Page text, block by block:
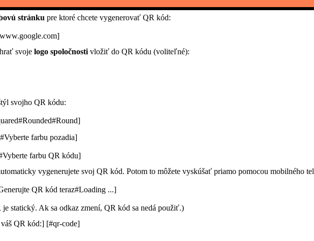
stránku pre ktoré chcete vygenerovať QR kód:
svojelogo spoločnosti vložiť do QR kódu (voliteľné):
svojho QR kódu:
farbu pozadia]
farbu QR kódu]
vygenerujete svoj QR kód. Potom to môžete vyskúšať priamo pomocou mobilného
QR kód teraz#Loading ...]
statický. Ak sa odkaz zmení, QR kód sa nedá použiť.)
QR kód:] [#qr-code]